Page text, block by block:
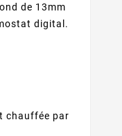
de 13mm
digital.
chauffée par